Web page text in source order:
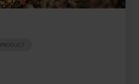
PRODUCT